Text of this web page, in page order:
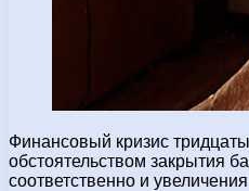
Финансовый кризис
обстоятельством закрытия
соответственно и